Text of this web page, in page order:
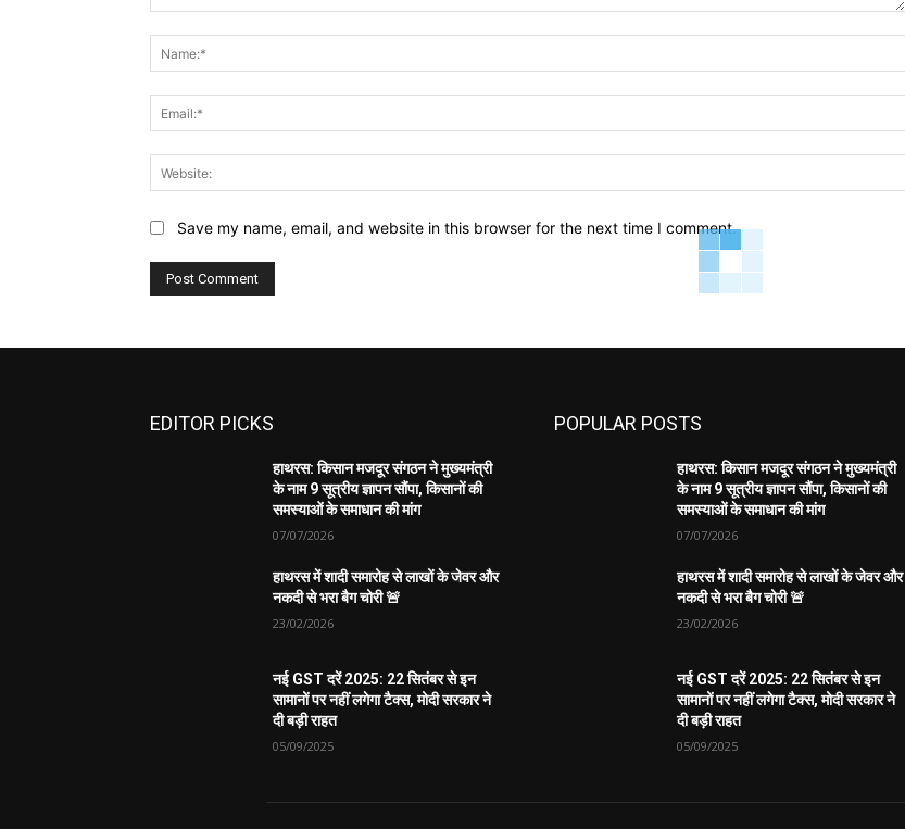
Save my name, email, and website in this browser for the next time I comment.
EDITOR PICKS
हाथरस: किसान मजदूर संगठन ने मुख्यमंत्री
के नाम 9 सूत्रीय ज्ञापन सौंपा, किसानों की
समस्याओं के समाधान की मांग
07/07/2026
हाथरस में शादी समारोह से लाखों के जेवर और
नकदी से भरा बैग चोरी 🚨
23/02/2026
नई GST दरें 2025: 22 सितंबर से इन
सामानों पर नहीं लगेगा टैक्स, मोदी सरकार ने
दी बड़ी राहत
05/09/2025
POPULAR POSTS
हाथरस: किसान मजदूर संगठन ने मुख्यमंत्री
के नाम 9 सूत्रीय ज्ञापन सौंपा, किसानों की
समस्याओं के समाधान की मांग
07/07/2026
हाथरस में शादी समारोह से लाखों के जेवर और
नकदी से भरा बैग चोरी 🚨
23/02/2026
नई GST दरें 2025: 22 सितंबर से इन
सामानों पर नहीं लगेगा टैक्स, मोदी सरकार ने
दी बड़ी राहत
05/09/2025